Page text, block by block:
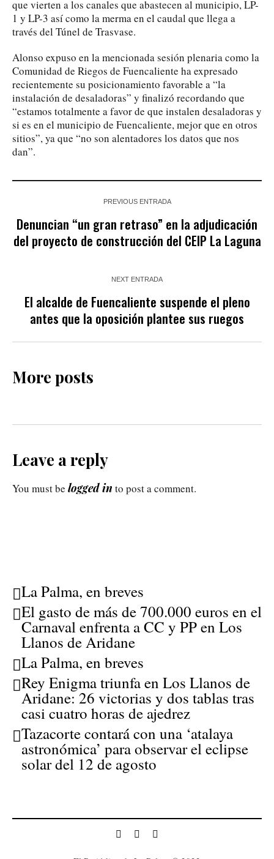
que vierten a los canales que abastecen al municipio, LP-
1 y LP-3 así como la merma en el caudal que llega a
través del Túnel de Trasvase.
Alonso expuso en la mencionada sesión plenaria como la
Comunidad de Riegos de Fuencaliente ha expresado
recientemente su posicionamiento favorable a “la
instalación de desaladoras” y finalizó recordando que
“estamos totalmente a favor de que instalen desaladoras y
si es en el municipio de Fuencaliente, mejor que en otros
sitios”, ya que “no son alentadores los datos que nos
dan”.
PREVIOUS ENTRADA
Denuncian “un gran retraso” en la adjudicación
del proyecto de construcción del CEIP La Laguna
NEXT ENTRADA
El alcalde de Fuencaliente suspende el pleno
antes que la oposición plantee sus ruegos
More posts
Leave a reply
You must be logged in to post a comment.
La Palma, en breves
El gasto de más de 700.000 euros en el
Carnaval enfrenta a CC y PP en Los
Llanos de Aridane
La Palma, en breves
Rey Enigma triunfa en Los Llanos de
Aridane: 26 victorias y dos tablas tras
casi cuatro horas de ajedrez
Tazacorte contará con una ‘atalaya
astronómica’ para observar el eclipse
solar del 12 de agosto